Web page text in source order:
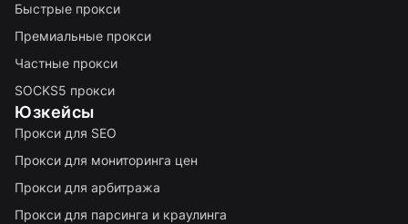
Быстрые прокси
Премиальные прокси
Частные прокси
SOCKS5 прокси
Юзкейсы
Прокси для SEO
Прокси для мониторинга цен
Прокси для арбитража
Прокси для парсинга и краулинга